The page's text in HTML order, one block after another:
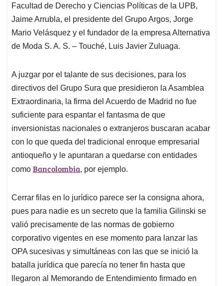
Facultad de Derecho y Ciencias Políticas de la UPB,
Jaime Arrubla, el presidente del Grupo Argos, Jorge
Mario Velásquez y el fundador de la empresa Alternativa
de Moda S. A. S. – Touché, Luis Javier Zuluaga.
A juzgar por el talante de sus decisiones, para los
directivos del Grupo Sura que presidieron la Asamblea
Extraordinaria, la firma del Acuerdo de Madrid no fue
suficiente para espantar el fantasma de que
inversionistas nacionales o extranjeros buscaran acabar
con lo que queda del tradicional enroque empresarial
antioqueño y le apuntaran a quedarse con entidades
como Bancolombia, por ejemplo.
Cerrar filas en lo jurídico parece ser la consigna ahora,
pues para nadie es un secreto que la familia Gilinski se
valió precisamente de las normas de gobierno
corporativo vigentes en ese momento para lanzar las
OPA sucesivas y simultáneas con las que se inició la
batalla jurídica que parecía no tener fin hasta que
llegaron al Memorando de Entendimiento firmado en